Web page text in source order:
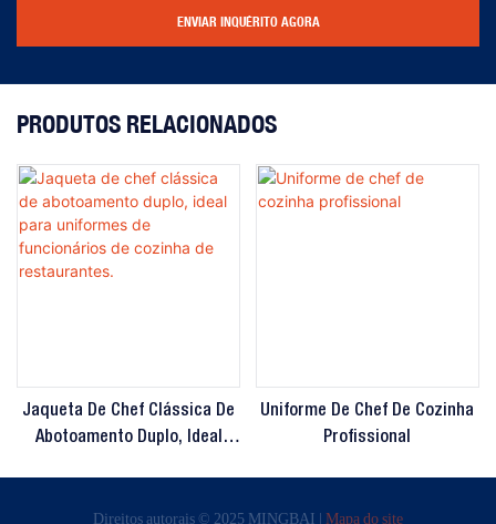
ENVIAR INQUÉRITO AGORA
PRODUTOS RELACIONADOS
Jaqueta De Chef Clássica De
Abotoamento Duplo, Ideal
Restaurantes.
Uniforme De Chef De Cozinha
Profissional
Direitos autorais © 2025 MINGBAI | Mapa do site